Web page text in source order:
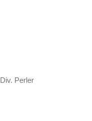
Div. Perler